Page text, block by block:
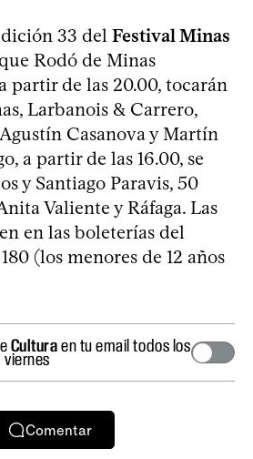
33 del Festival Minas
Rodó de Minas
partir de las 20.00, tocarán
Larbanois & Carrero,
Casanova y Martín
a partir de las 16.00, se
y Santiago Paravis, 50
Valiente y Ráfaga. Las
en las boleterías del
(los menores de 12 años
Culturaen tu email todos los
viernes
Comentar